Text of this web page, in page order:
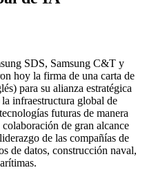
SDS, Samsung C&T y
hoy la firma de una carta de
para su alianza estratégica
infraestructura global de
futuras de manera
de gran alcance
de las compañías de
de datos, construcción naval,